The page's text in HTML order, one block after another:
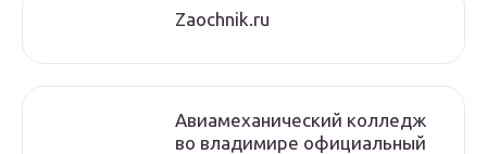
Zaochnik.ru
Авиамеханический колледж
во владимире официальный